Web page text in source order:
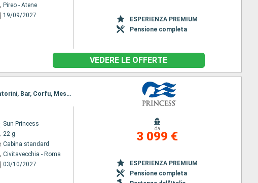
Pireo - Atene
19/09/2027
ESPERIENZA PREMIUM
Pensione completa
VEDERE LE OFFERTE
Itinerario : Civitavecchia - Roma, Napoli, Chania, Kusadasi, Mykonos, Pireo - Atene, Santorini, Bar, Corfu, Messina, Barcellona, Ibiza, Marsiglia, Ajaccio, La Spezia, Civitavecchia - Roma
Sun Princess
22 g
Cabina standard
Civitavecchia - Roma
03/10/2027
da
3 099 €
ESPERIENZA PREMIUM
Pensione completa